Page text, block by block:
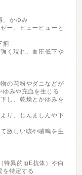
、かゆみ
ー、ヒューヒューと
痢
く現れ、血圧低下や
の花粉やダニなどが
ゆみや充血を生じる
し、乾燥とかゆみを
り、じんましんや下
激しい咳や喘鳴を生
特異的IgE抗体）や白
を特定する